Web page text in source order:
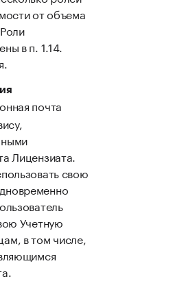
от объема
в п. 1.14.
почта
Лицензиата.
свою
Учетную
в том числе,